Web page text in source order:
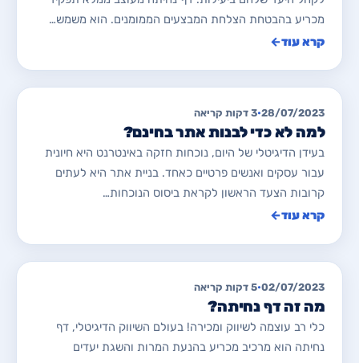
מכריע בהבטחת הצלחת המבצעים הממומנים. הוא משמש…
קרא עוד←
מאמרים לבניית/ שדרוג אתרים
28/07/2023
•3 דקות קריאה
למה לא כדי לבנות אתר בחינם?
בעידן הדיגיטלי של היום, נוכחות חזקה באינטרנט היא חיונית
עבור עסקים ואנשים פרטיים כאחד. בניית אתר היא לעתים
קרובות הצעד הראשון לקראת ביסוס הנוכחות…
קרא עוד←
מאמרים לבניית/ שדרוג אתרים
02/07/2023
•5 דקות קריאה
מה זה דף נחיתה?
כלי רב עוצמה לשיווק ומכירה! בעולם השיווק הדיגיטלי, דף
נחיתה הוא מרכיב מכריע בהנעת המרות והשגת יעדים